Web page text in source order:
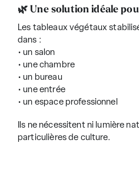
🌿 Une solution idéale
Les tableaux végétaux
dans :
• un salon
• une chambre
• un bureau
• une entrée
• un espace professionnel
Ils ne nécessitent ni lumière
particulières de culture.